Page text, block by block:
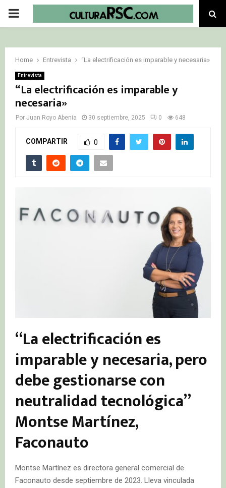
PRIMARY
Home Entrevista “La electrificación es imparable y necesaria»
Entrevista
“La electrificación es imparable y
necesaria»
Por Juan Royo Abenia 30 septiembre, 2025 0 648
COMPARTIR 0
“La electrificación es
imparable y necesaria, pero
debe gestionarse con
neutralidad tecnológica”
Montse Martínez,
Faconauto
Montse Martínez es directora general comercial de
Faconauto desde septiembre de 2023. Lleva vinculada